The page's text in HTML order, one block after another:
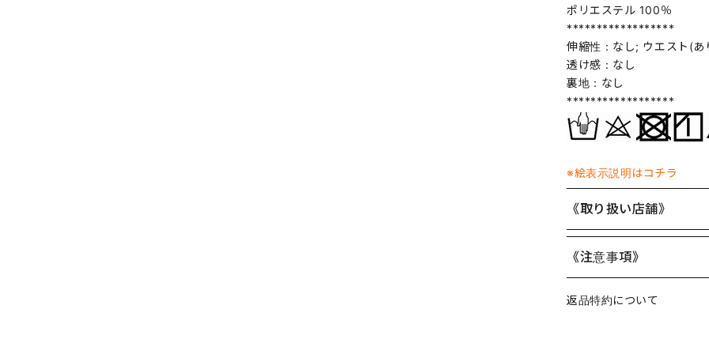
ポリエステル 100％
******************
伸縮性：なし; ウエスト(あ
透け感：なし
裏地：なし
******************
※絵表示説明はコチラ
《取り扱い店舗》
《注意事項》
返品特約について